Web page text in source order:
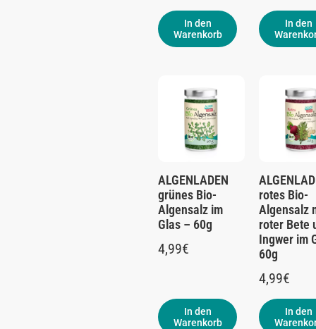
In den
Warenkorb
In den
ALGENLADEN
grünes Bio-
Algensalz im
Glas – 60g
4,99€
In den
Warenkorb
rotes Bio-
Algensalz
roter Bete
Ingwer im
60g
4,99€
In den